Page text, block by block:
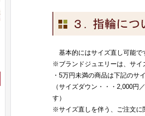
基本的にはサイズ直し可能で
※ブランドジュエリーは、サイ
・5万円未満の商品は下記のサ
（サイズダウン・・・2,000円
す）
※サイズ直しを伴う、ご注文に